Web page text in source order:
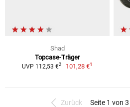
Shad
Topcase-Träger
UVP 112,53 €2 101,28 €1
Zurück Seite 1 von 3